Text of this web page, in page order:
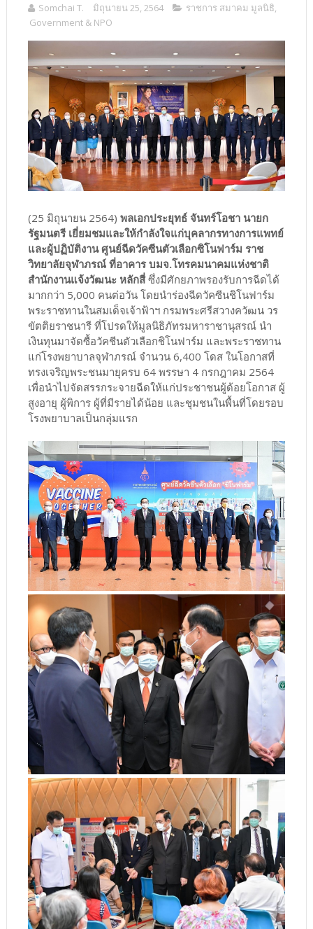
Somchai T. มิถุนายน 25, 2564 ราชการ สมาคม มูลนิธิ,
Government & NPO
(25 มิถุนายน 2564) พลเอกประยุทธ์ จันทร์โอชา นายก
รัฐมนตรี เยี่ยมชมและให้กำลังใจแก่บุคลากรทางการแพทย์
และผู้ปฏิบัติงาน ศูนย์ฉีดวัคซีนตัวเลือกซิโนฟาร์ม ราช
วิทยาลัยจุฬาภรณ์ ที่อาคาร บมจ.โทรคมนาคมแห่งชาติ
สำนักงานแจ้งวัฒนะ หลักสี่ซึ่งมีศักยภาพรองรับการฉีดได้
มากกว่า 5,000 คนต่อวัน โดยนำร่องฉีดวัคซีนชิโนฟาร์ม
พระราชทานในสมเด็จเจ้าฟ้าฯ กรมพระศรีสวางควัฒน วร
ขัตติยราชนารี ที่โปรดให้มูลนิธิภัทรมหาราชานุสรณ์ นำ
เงินทุนมาจัดซื้อวัคชีนตัวเลือกชิโนฟาร์ม และพระราชทาน
แก่โรงพยาบาลจุฬาภรณ์ จำนวน 6,400 โดส ในโอกาสที่
ทรงเจริญพระชนมายุครบ 64 พรรษา 4 กรกฎาคม 2564
เพื่อนำไปจัดสรรกระจายฉีดให้แก่ประชาชนผู้ด้อยโอกาส ผู้
สูงอายุ ผู้พิการ ผู้ที่มีรายได้น้อย และชุมชนในพื้นที่โดยรอบ
โรงพยาบาลเป็นกลุ่มแรก